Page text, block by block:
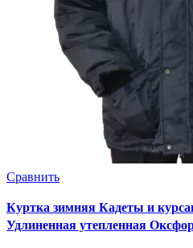
Сравнить
Куртка зимняя Кадеты и
Удлиненная утепленная